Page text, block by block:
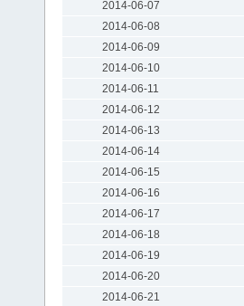
2014-06-07
2014-06-08
2014-06-09
2014-06-10
2014-06-11
2014-06-12
2014-06-13
2014-06-14
2014-06-15
2014-06-16
2014-06-17
2014-06-18
2014-06-19
2014-06-20
2014-06-21